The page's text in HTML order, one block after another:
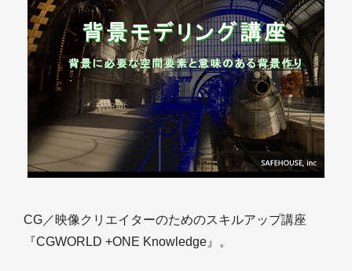
CG／映像クリエイターのためのスキルアップ講座
『CGWORLD +ONE Knowledge』。